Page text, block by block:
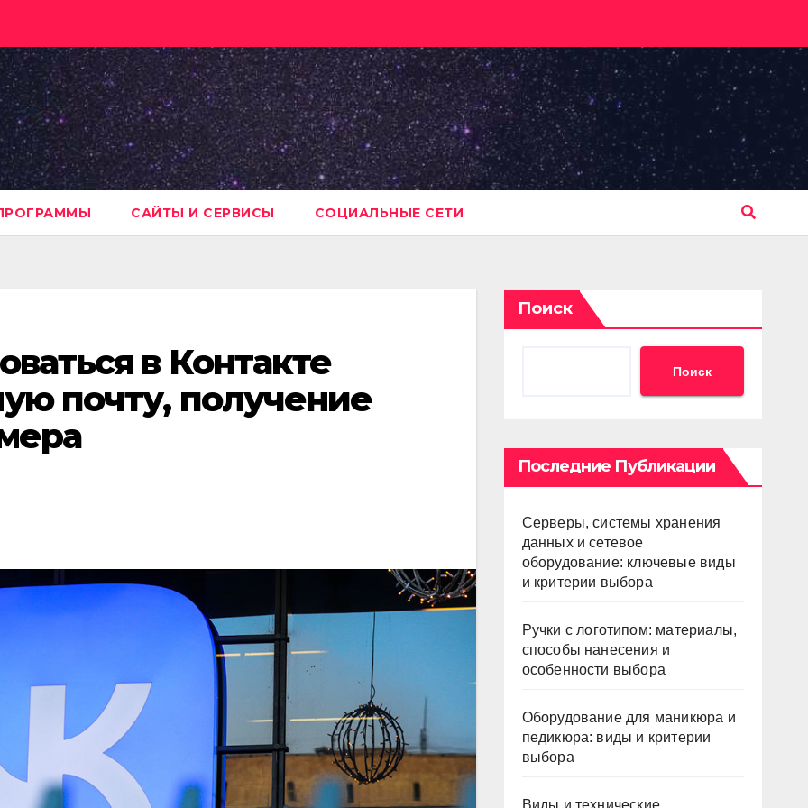
САЙТЫ И СЕРВИСЫ СОЦИАЛЬНЫЕ СЕТИ
в Контакте
почту, получение
Поиск
Поиск
Последние Публикации
Серверы, системы хранения
данных и сетевое
оборудование: ключевые виды
и критерии выбора
Ручки с логотипом: материалы,
способы нанесения и
особенности выбора
Оборудование для маникюра и
педикюра: виды и критерии
выбора
Виды и технические